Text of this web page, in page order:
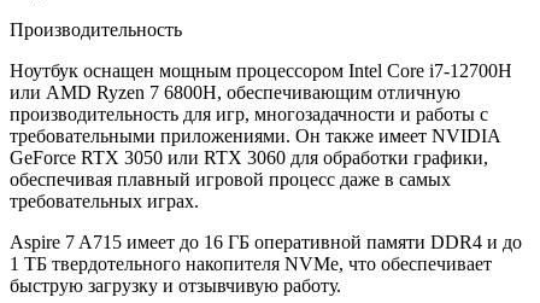
Производительность
Ноутбук оснащен мощным процессором Intel Core i7-12700H
или AMD Ryzen 7 6800H, обеспечивающим отличную
производительность для игр, многозадачности и работы с
требовательными приложениями. Он также имеет NVIDIA
GeForce RTX 3050 или RTX 3060 для обработки графики,
обеспечивая плавный игровой процесс даже в самых
требовательных играх.
Aspire 7 A715 имеет до 16 ГБ оперативной памяти DDR4 и до
1 ТБ твердотельного накопителя NVMe, что обеспечивает
быструю загрузку и отзывчивую работу.